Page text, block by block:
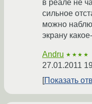
в реале не
сильное
можно
экрану
Andru ★★★★
27.01.2011
Показать